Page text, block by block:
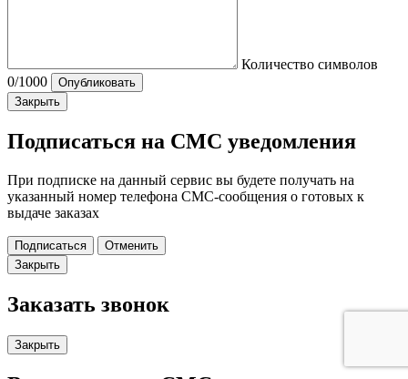
Количество символов
0/1000
Опубликовать
Закрыть
Подписаться на СМС уведомления
При подписке на данный сервис вы будете получать на
указанный номер телефона СМС-сообщения о готовых к
выдаче заказах
Подписаться
Отменить
Закрыть
Заказать звонок
Закрыть